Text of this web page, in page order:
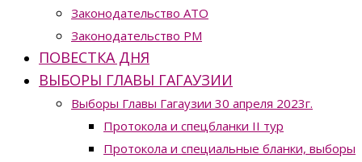
Законодательство ATO
Законодательство РМ
ПОВЕСТКА ДНЯ
ВЫБОРЫ ГЛАВЫ ГАГАУЗИИ
Выборы Главы Гагаузии 30 апреля 2023г.
Протокола и спецбланки II тур
Протокола и специальные бланки, выборы